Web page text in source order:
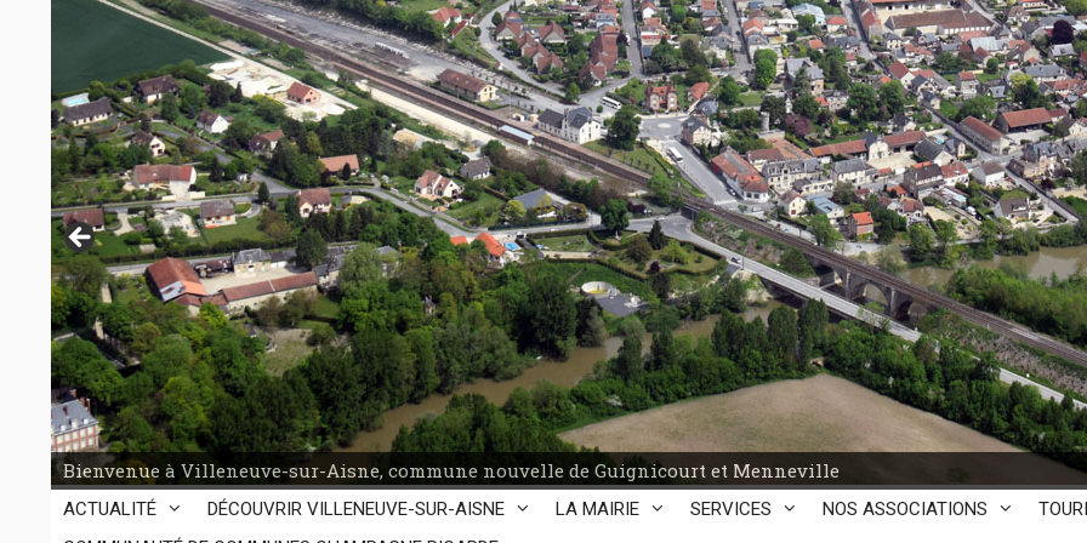
Bienvenue à Villeneuve-sur-Aisne, commune nouvelle de Guignicourt et Menneville
ACTUALITÉ DÉCOUVRIR VILLENEUVE-SUR-AISNE LA MAIRIE SERVICES NOS ASSOCIATIONS